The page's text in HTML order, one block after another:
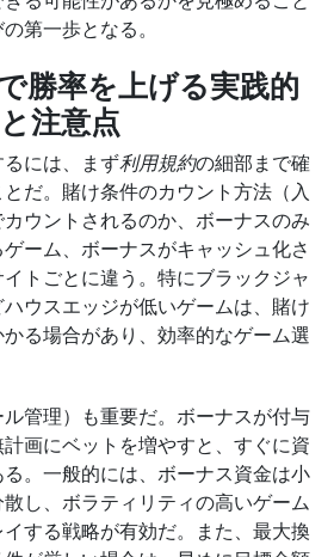
第一歩となる。
勝率を上げる実践的
注意点
には、まず利用規約の細部まで確
だ。賭け条件のカウント方法（入
ウントされるのか、ボーナスのみ
ーム、ボーナスがキャッシュ化さ
トごとに違う。特にブラックジャ
ウスエッジが低いゲームは、賭け
る場合があり、効率的なゲーム選
管理）も重要だ。ボーナスが付与
画にベットを増やすと、すぐに資
。一般的には、ボーナス資金は小
し、ボラティリティの高いゲーム
する戦略が有効だ。また、最大換